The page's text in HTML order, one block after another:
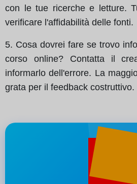
con le tue ricerche e letture.
verificare l'affidabilità delle fonti.
5. Cosa dovrei fare se trovo
corso online? Contatta il
informarlo dell'errore. La
grata per il feedback costruttivo.